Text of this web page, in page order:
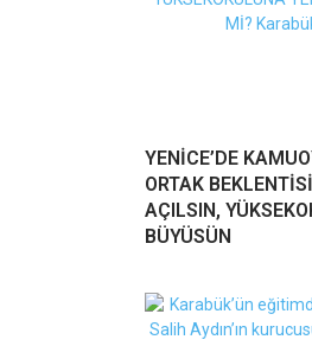
YENİCE’DE
ORTAK
AÇILSIN,
BÜYÜSÜN